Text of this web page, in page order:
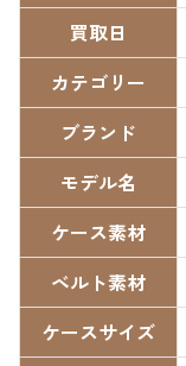
買取日
カテゴリー
ブランド
モデル名
ケース素材
ベルト素材
ケースサイズ